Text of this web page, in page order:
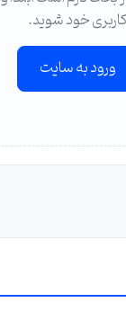
خود شوید.
ورود به سایت